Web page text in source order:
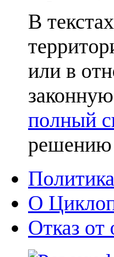
В
или в
полный
О
Отказ от